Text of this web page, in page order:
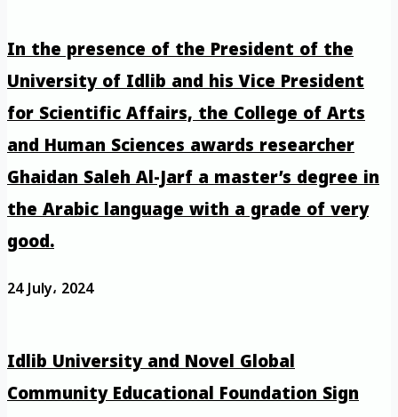
In the presence of the President of the
University of Idlib and his Vice President
for Scientific Affairs, the College of Arts
and Human Sciences awards researcher
Ghaidan Saleh Al-Jarf a master’s degree in
the Arabic language with a grade of very
good.
24 July، 2024
Idlib University and Novel Global
Community Educational Foundation Sign